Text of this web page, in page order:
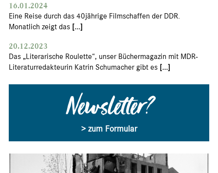
16.01.2024
Eine Reise durch das 40jährige Filmschaffen der DDR.
Monatlich zeigt das [...]
20.12.2023
Das „Literarische Roulette“, unser Büchermagazin mit MDR-
Literaturredakteurin Katrin Schumacher gibt es [...]
Newsletter?
> zum Formular